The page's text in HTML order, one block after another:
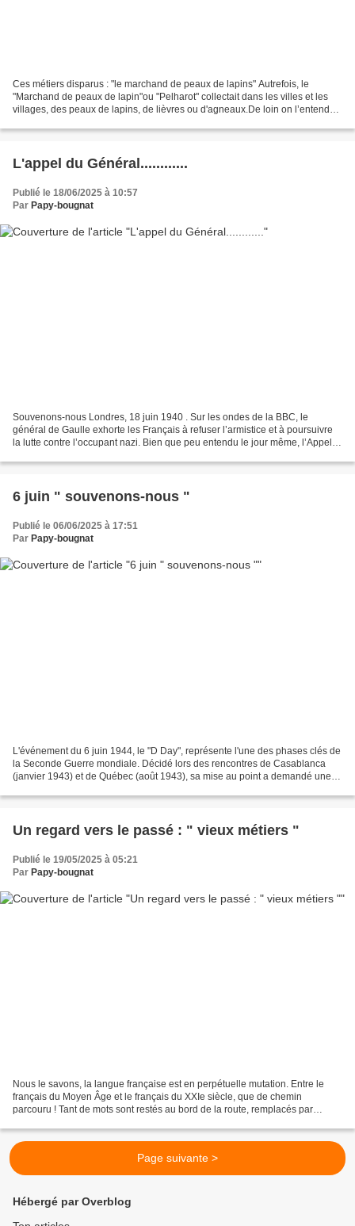
Ces métiers disparus : "le marchand de peaux de lapins" Autrefois, le
"Marchand de peaux de lapin"ou "Pelharot" collectait dans les villes et les
villages, des peaux de lapins, de lièvres ou d'agneaux.De loin on l’entendait,
L'appel du Général............
Publié le 18/06/2025 à 10:57
Par Papy-bougnat
Souvenons-nous Londres, 18 juin 1940 . Sur les ondes de la BBC, le
général de Gaulle exhorte les Français à refuser l’armistice et à poursuivre
la lutte contre l’occupant nazi. Bien que peu entendu le jour même, l’Appel
6 juin " souvenons-nous "
Publié le 06/06/2025 à 17:51
Par Papy-bougnat
L'événement du 6 juin 1944, le "D Day", représente l'une des phases clés de
la Seconde Guerre mondiale. Décidé lors des rencontres de Casablanca
(janvier 1943) et de Québec (août 1943), sa mise au point a demandé une
Un regard vers le passé : " vieux métiers "
Publié le 19/05/2025 à 05:21
Par Papy-bougnat
Nous le savons, la langue française est en perpétuelle mutation. Entre le
français du Moyen Âge et le français du XXIe siècle, que de chemin
parcouru ! Tant de mots sont restés au bord de la route, remplacés par
Page suivante >
Hébergé par Overblog